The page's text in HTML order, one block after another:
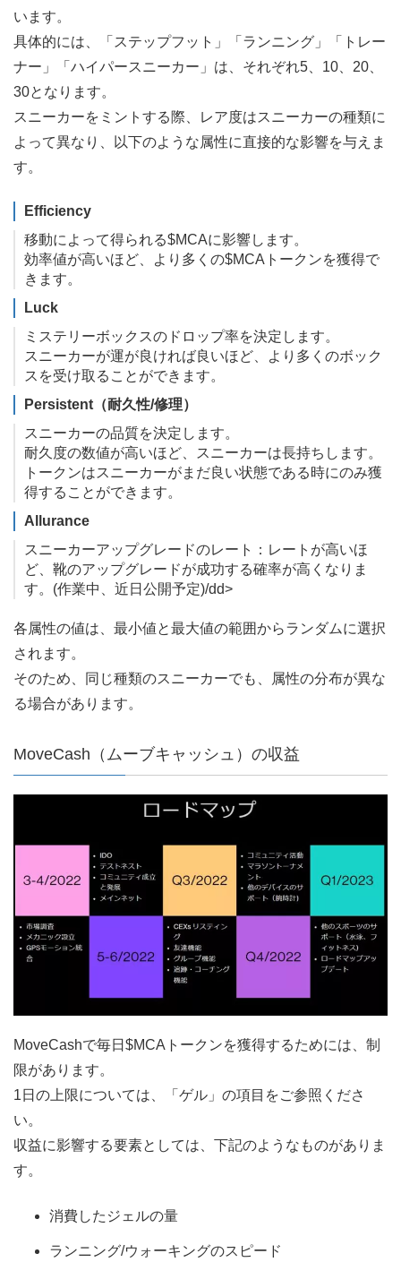
います。
具体的には、「ステップフット」「ランニング」「トレー
ナー」「ハイパースニーカー」は、それぞれ5、10、20、
30となります。
スニーカーをミントする際、レア度はスニーカーの種類に
よって異なり、以下のような属性に直接的な影響を与えま
す。
Efficiency
移動によって得られる$MCAに影響します。
効率値が高いほど、より多くの$MCAトークンを獲得で
きます。
Luck
ミステリーボックスのドロップ率を決定します。
スニーカーが運が良ければ良いほど、より多くのボック
スを受け取ることができます。
Persistent（耐久性/修理）
スニーカーの品質を決定します。
耐久度の数値が高いほど、スニーカーは長持ちします。
トークンはスニーカーがまだ良い状態である時にのみ獲
得することができます。
Allurance
スニーカーアップグレードのレート：レートが高いほ
ど、靴のアップグレードが成功する確率が高くなりま
す。(作業中、近日公開予定)/dd>
各属性の値は、最小値と最大値の範囲からランダムに選択
されます。
そのため、同じ種類のスニーカーでも、属性の分布が異な
る場合があります。
MoveCash（ムーブキャッシュ）の収益
MoveCashで毎日$MCAトークンを獲得するためには、制
限があります。
1日の上限については、「ゲル」の項目をご参照くださ
い。
収益に影響する要素としては、下記のようなものがありま
す。
消費したジェルの量
ランニング/ウォーキングのスピード